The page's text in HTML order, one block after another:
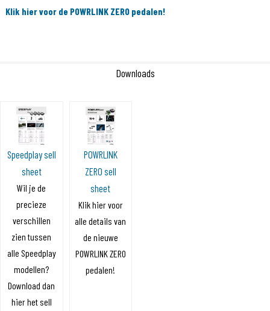
Klik hier voor de POWRLINK ZERO pedalen!
Downloads
Speedplay sell
sheet
Wil je de
precieze
verschillen
zien tussen
alle Speedplay
modellen?
Download dan
hier het sell
POWRLINK
ZERO sell
sheet
Klik hier voor
alle details van
de nieuwe
POWRLINK ZERO
pedalen!